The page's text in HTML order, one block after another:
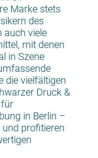
Marke stets
des
auch viele
mit denen
in Szene
die vielfältigen
Druck &
in Berlin –
und profitieren